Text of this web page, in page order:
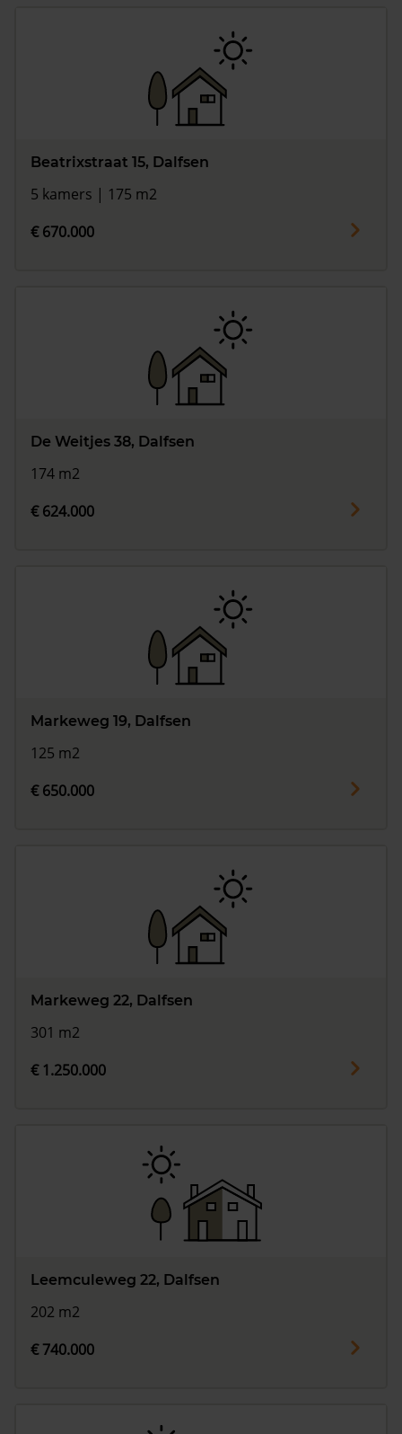
Beatrixstraat 15, Dalfsen
5 kamers | 175 m2
€ 670.000
De Weitjes 38, Dalfsen
174 m2
€ 624.000
Markeweg 19, Dalfsen
125 m2
€ 650.000
Markeweg 22, Dalfsen
301 m2
€ 1.250.000
Leemculeweg 22, Dalfsen
202 m2
€ 740.000